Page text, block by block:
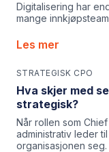
Digitalisering har
mange
Les mer
STRATEGISK CPO
Hva skjer med
strategisk?
Når rollen som
administrativ leder
organisasjonen seg.